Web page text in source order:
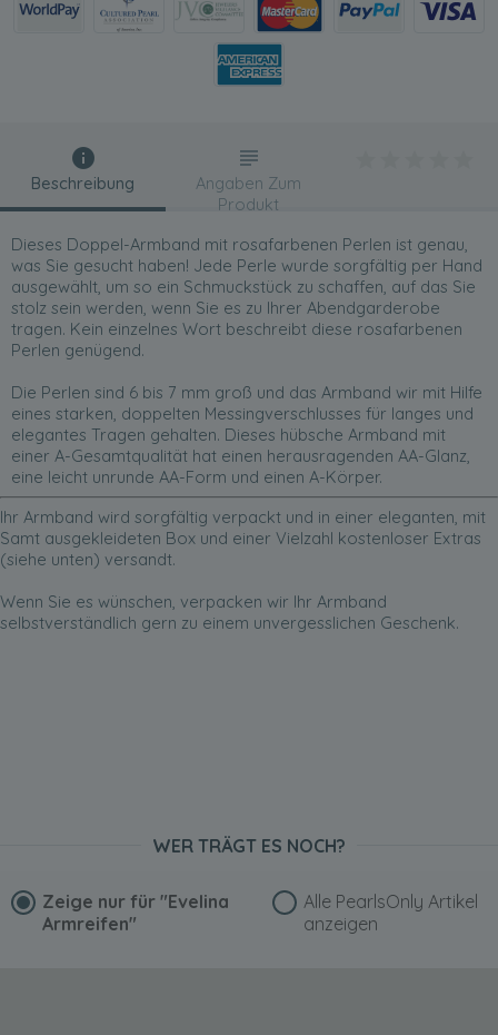
Beschreibung
Dieses Doppel-Armband mit rosafarbenen Perlen ist genau,
was Sie gesucht haben! Jede Perle wurde sorgfältig per Hand
ausgewählt, um so ein Schmuckstück zu schaffen, auf das Sie
stolz sein werden, wenn Sie es zu Ihrer Abendgarderobe
tragen. Kein einzelnes Wort beschreibt diese rosafarbenen
Perlen genügend.
Die Perlen sind 6 bis 7 mm groß und das Armband wir mit Hilfe
eines starken, doppelten Messingverschlusses für langes und
elegantes Tragen gehalten. Dieses hübsche Armband mit
einer A-Gesamtqualität hat einen herausragenden AA-Glanz,
eine leicht unrunde AA-Form und einen A-Körper.
Ihr Armband wird sorgfältig verpackt und in einer eleganten, mit
Samt ausgekleideten Box und einer Vielzahl kostenloser Extras
(siehe unten) versandt.
Wenn Sie es wünschen, verpacken wir Ihr Armband
selbstverständlich gern zu einem unvergesslichen Geschenk.
Angaben Zum
Produkt
WER TRÄGT ES NOCH?
Zeige nur für "Evelina
Armreifen"
Alle PearlsOnly Artikel
anzeigen